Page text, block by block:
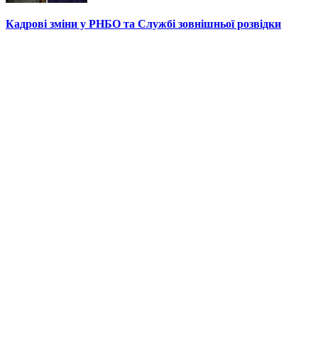
Кадрові зміни у РНБО та Службі зовнішньої розвідки